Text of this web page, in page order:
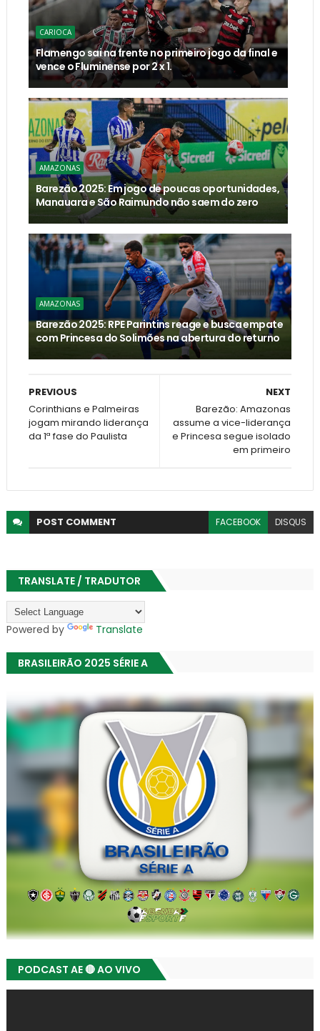
CARIOCA
Flamengo sai na frente no primeiro jogo da final e
vence o Fluminense por 2 x 1.
AMAZONAS
Barezão 2025: Em jogo de poucas oportunidades,
Manauara e São Raimundo não saem do zero
AMAZONAS
Barezão 2025: RPE Parintins reage e busca empate
com Princesa do Solimões na abertura do returno
NEXT
Barezão: Amazonas
assume a vice-liderança
e Princesa segue isolado
em primeiro
PREVIOUS
Corinthians e Palmeiras
jogam mirando liderança
da 1ª fase do Paulista
POST COMMENT FACEBOOK DISQUS
TRANSLATE / TRADUTOR
Powered by Translate
BRASILEIRÃO 2025 SÉRIE A
PODCAST AE 🔴 AO VIVO